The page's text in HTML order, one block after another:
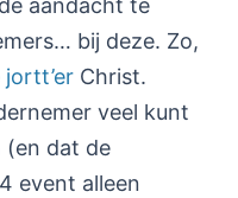
aandacht te
bij deze. Zo,
jortt’er Christ.
veel kunt
(en dat de
event alleen